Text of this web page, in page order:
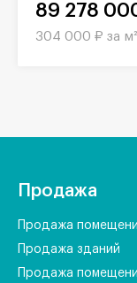
89 278
304 000 ₽ за м²
Продажа
Продажа
Продажа зданий
Продажа